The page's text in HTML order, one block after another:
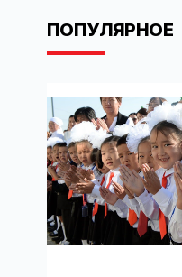
ПОПУЛЯРНОЕ